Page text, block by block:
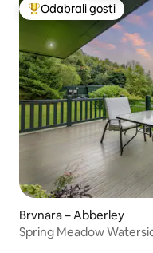
Među najviše
Odabrali gosti
Brvnara – Abberley
Spring Meadow